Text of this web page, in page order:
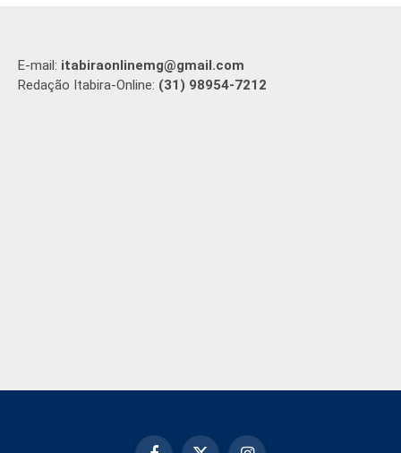
E-mail: itabiraonlinemg@gmail.com
Redação Itabira-Online: (31) 98954-7212